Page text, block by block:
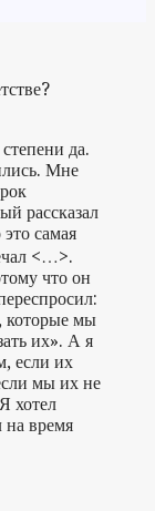
да.
Мне
рассказал
самая
<…>.
что он
которые мы
их». А я
если их
мы их не
хотел
на время